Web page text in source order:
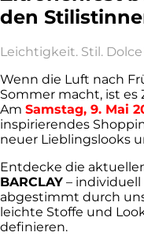
den
Leichtigkeit. Stil. Dolce
Wenn die Luft nach
Sommer macht, ist es
Am Samstag, 9. Mai
inspirierendes
neuer Lieblingslooks
Entdecke die
BARCLAY –
abgestimmt durch
leichte Stoffe und
definieren.